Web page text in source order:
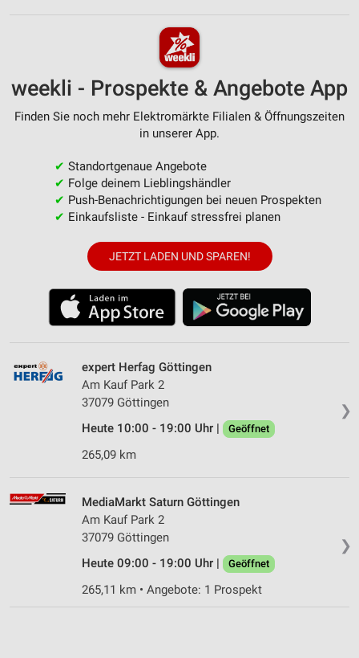
weekli - Prospekte & Angebote App
Finden Sie noch mehr Elektromärkte Filialen & Öffnungszeiten
in unserer App.
✔ Standortgenaue Angebote
✔ Folge deinem Lieblingshändler
✔ Push-Benachrichtigungen bei neuen Prospekten
✔ Einkaufsliste - Einkauf stressfrei planen
JETZT LADEN UND SPAREN!
❯
expert Herfag Göttingen
Am Kauf Park 2
37079 Göttingen
Heute 10:00 - 19:00 Uhr |
Geöffnet
265,09 km
❯
MediaMarkt Saturn Göttingen
Am Kauf Park 2
37079 Göttingen
Heute 09:00 - 19:00 Uhr |
Geöffnet
265,11 km • Angebote: 1 Prospekt